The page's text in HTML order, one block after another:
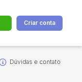
Criar conta
Dúvidas e contato